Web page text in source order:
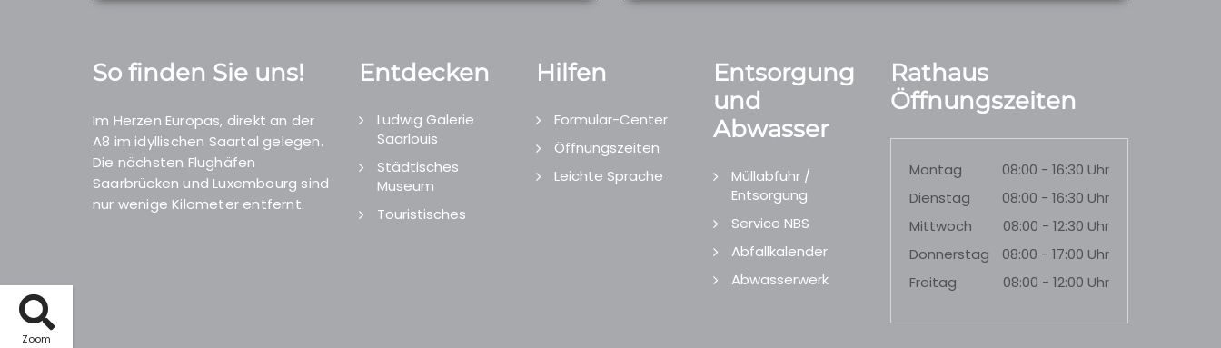
Zoom
So finden Sie uns!
Im Herzen Europas, direkt an der
A8 im idyllischen Saartal gelegen.
Die nächsten Flughäfen
Saarbrücken und Luxembourg sind
nur wenige Kilometer entfernt.
Entdecken
Ludwig Galerie
Saarlouis
Städtisches
Museum
Touristisches
Hilfen
Formular-Center
Öffnungszeiten
Leichte Sprache
Entsorgung
und
Abwasser
Müllabfuhr /
Entsorgung
Service NBS
Abfallkalender
Abwasserwerk
Rathaus
Öffnungszeiten
Montag
08:00 - 16:30 Uhr
Dienstag
08:00 - 16:30 Uhr
Mittwoch
08:00 - 12:30 Uhr
Donnerstag
08:00 - 17:00 Uhr
Freitag
08:00 - 12:00 Uhr